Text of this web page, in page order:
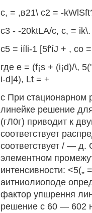
с, = ,в21\ с2 = -
с3 - -20ktLA/c, с, =
с5 = iíli-1 [5f'íJ + , со
где е = (f¡s + (i¡d)/\,
i-d]4), Lt = +
с При стационарном
линейке решение
(гЛ0г) приводит к
соответствует
соответствует / — д.
элементном
интенсивности: <5(„
аитниолиоподе
фактор упшрення
решение с 60 — 602